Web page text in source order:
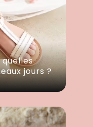
quelles
jours ?